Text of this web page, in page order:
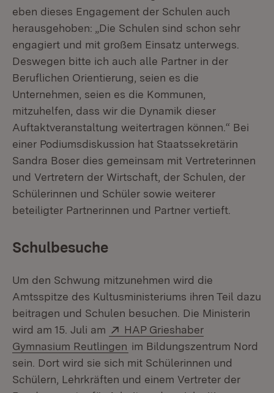
eben dieses Engagement der Schulen auch
herausgehoben: „Die Schulen sind schon sehr
engagiert und mit großem Einsatz unterwegs.
Deswegen bitte ich auch alle Partner in der
Beruflichen Orientierung, seien es die
Unternehmen, seien es die Kommunen,
mitzuhelfen, dass wir die Dynamik dieser
Auftaktveranstaltung weitertragen können.“ Bei
einer Podiumsdiskussion hat Staatssekretärin
Sandra Boser dies gemeinsam mit Vertreterinnen
und Vertretern der Wirtschaft, der Schulen, der
Schülerinnen und Schüler sowie weiterer
beteiligter Partnerinnen und Partner vertieft.
Schulbesuche
Um den Schwung mitzunehmen wird die
Amtsspitze des Kultusministeriums ihren Teil dazu
beitragen und Schulen besuchen. Die Ministerin
wird am 15. Juli am
Extern:
HAP Grieshaber
Gymnasium Reutlingen (Öffnet in neuem Fenster)
im Bildungszentrum Nord
sein. Dort wird sie sich mit Schülerinnen und
Schülern, Lehrkräften und einem Vertreter der